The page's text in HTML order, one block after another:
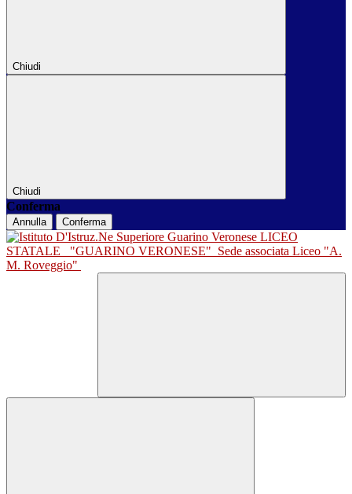
Chiudi
Chiudi
Conferma
Annulla Conferma
LICEO
STATALE
"GUARINO VERONESE" Sede associata Liceo "A.
M. Roveggio"